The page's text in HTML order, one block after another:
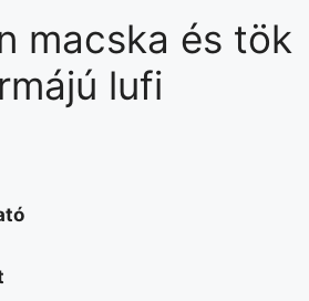
macska és tök
lufi